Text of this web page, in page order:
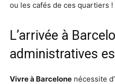
ou les cafés de ces quartiers !
L’arrivée à
administratives
Vivre à Barcelone nécessite